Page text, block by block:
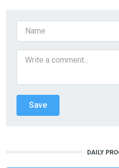
DAILY